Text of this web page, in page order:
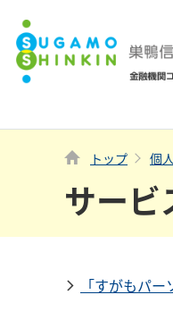
トップ 個
サービ
「すがもパ